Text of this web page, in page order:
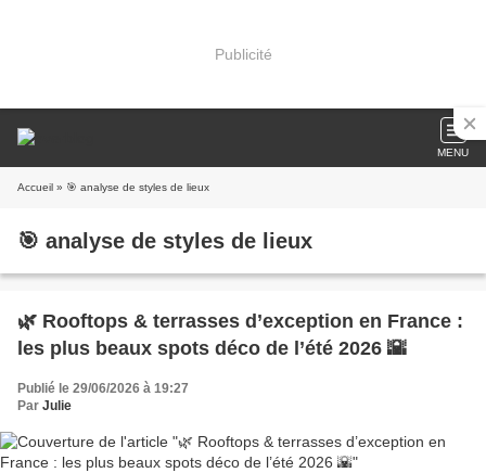
Publicité
MENU
Accueil » 🎯 analyse de styles de lieux
🎯 analyse de styles de lieux
🌿 Rooftops & terrasses d’exception en France :
les plus beaux spots déco de l’été 2026 🌇
Publié le 29/06/2026 à 19:27
Par Julie